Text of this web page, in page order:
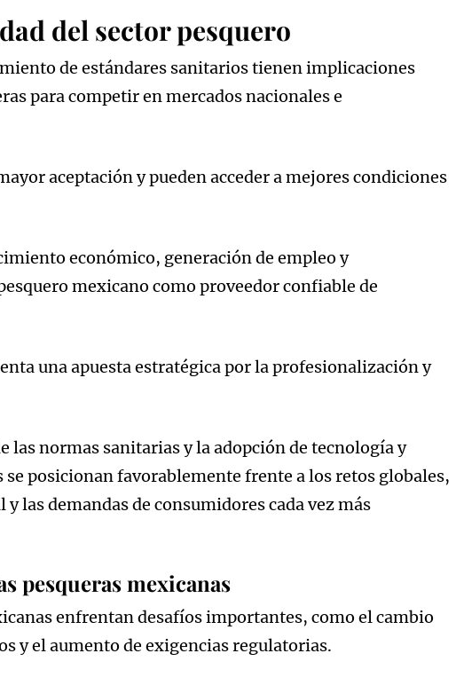
del sector pesquero
de estándares sanitarios tienen implicaciones
para competir en mercados nacionales e
aceptación y pueden acceder a mejores condiciones
económico, generación de empleo y
mexicano como proveedor confiable de
una apuesta estratégica por la profesionalización y
normas sanitarias y la adopción de tecnología y
posicionan favorablemente frente a los retos globales,
las demandas de consumidores cada vez más
pesqueras mexicanas
enfrentan desafíos importantes, como el cambio
y el aumento de exigencias regulatorias.